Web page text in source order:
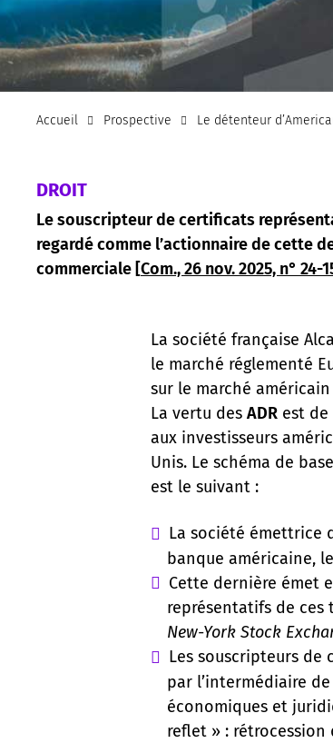
Accueil Prospective Le détenteur
DROIT
Le souscripteur de certificats
regardé comme l’actionnaire de cette
commerciale [Com., 26 nov. 2025, n° 24-
La société française
le marché réglementé
sur le marché
La vertu desADR est de
aux investisseurs
Unis. Le schéma de
est le suivant :
La société émettrice
banque américaine, le
Cette dernière émet
représentatifs de ces
New-York Stock
Les souscripteurs de
par l’intermédiaire
économiques et
reflet » :